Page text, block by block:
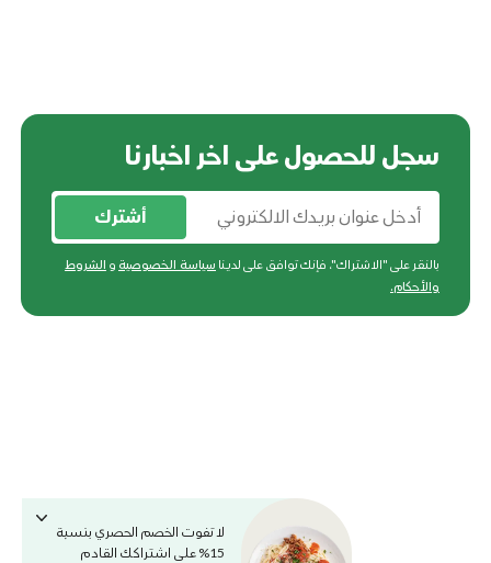
سجل للحصول على اخر اخبارنا
أشترك
بالنقر على "الاشتراك"، فإنك توافق على لدينا سياسة الخصوصية و الشروط
والأحكام.
لا تفوت الخصم الحصري بنسبة
15% على اشتراكك القادم